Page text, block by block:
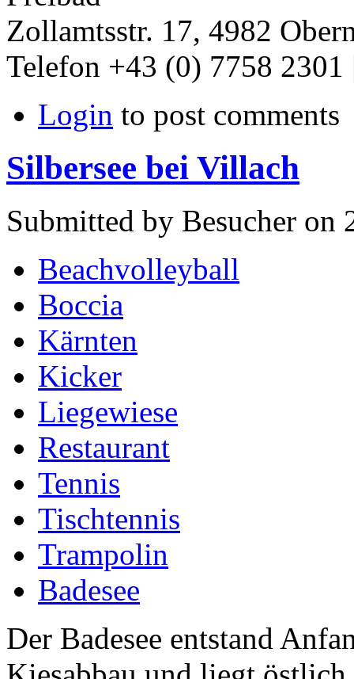
Zollamtsstr. 17, 4982
Telefon +43 (0) 7758
Login to post comments
Silbersee bei Villach
Submitted by Besucher on
Beachvolleyball
Boccia
Kärnten
Kicker
Liegewiese
Restaurant
Tennis
Tischtennis
Trampolin
Badesee
Der Badesee entstand